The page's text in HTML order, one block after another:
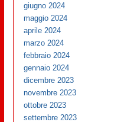
giugno 2024
maggio 2024
aprile 2024
marzo 2024
febbraio 2024
gennaio 2024
dicembre 2023
novembre 2023
ottobre 2023
settembre 2023